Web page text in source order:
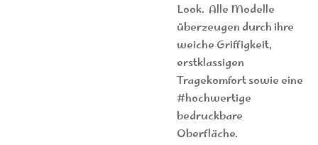
Look. Alle Modelle
überzeugen durch ihre
weiche Griffigkeit,
erstklassigen
Tragekomfort sowie eine
#hochwertige
bedruckbare
Oberfläche.